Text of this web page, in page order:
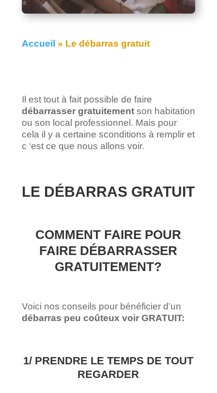
Accueil » Le débarras gratuit
Il est tout à fait possible de faire
débarrasser gratuitementson habitation
ou son local professionnel. Mais pour
cela il y a certaine sconditions à remplir et
c ‘est ce que nous allons voir.
LE DÉBARRAS GRATUIT
COMMENT FAIRE POUR
FAIRE DÉBARRASSER
GRATUITEMENT?
Voici nos conseils pour bénéficier d’un
débarras peu coûteux voir GRATUIT:
1/ PRENDRE LE TEMPS DE TOUT
REGARDER